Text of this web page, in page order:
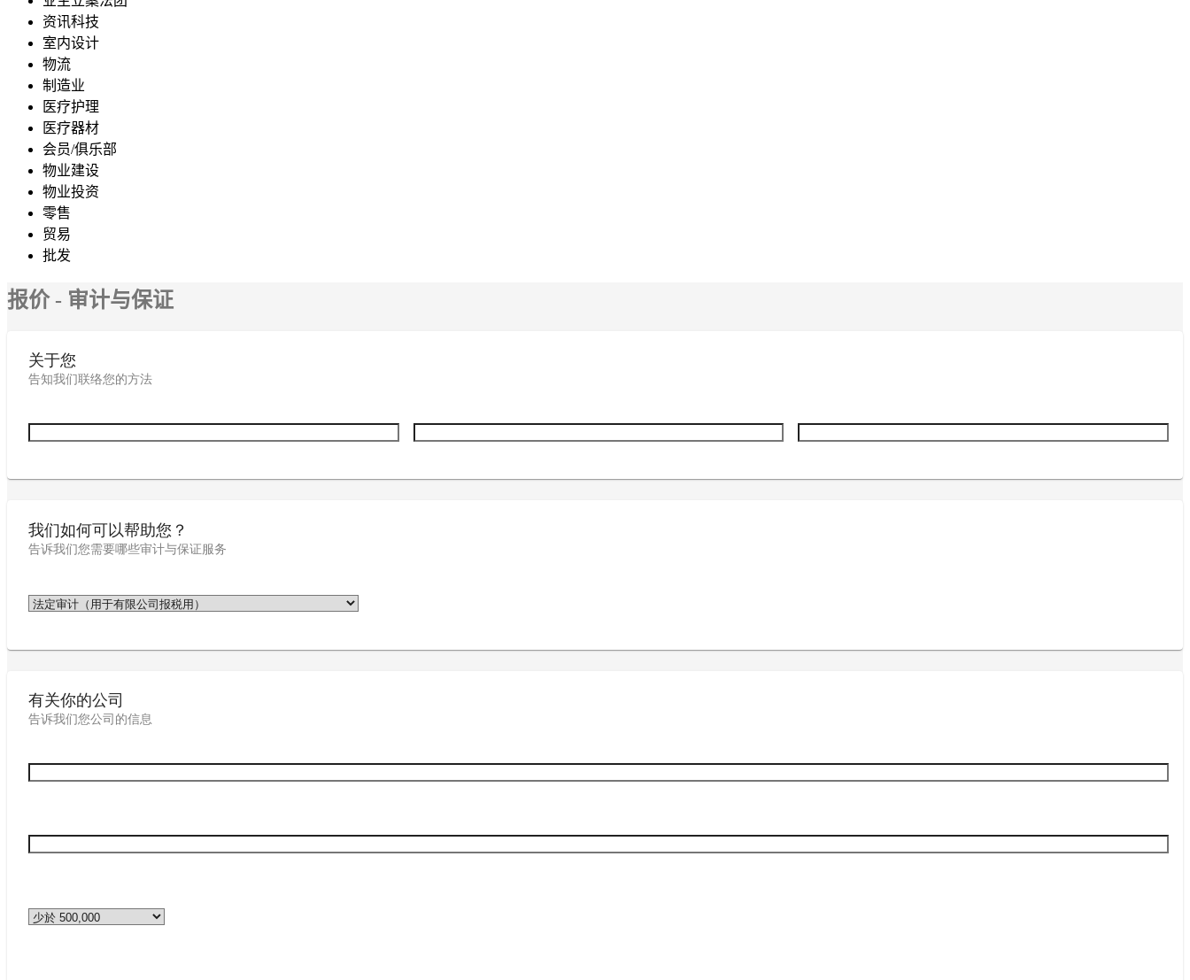
资讯科技
室内设计
物流
制造业
医疗护理
医疗器材
会员/俱乐部
物业建设
物业投资
零售
贸易
批发
报价 - 审计与保证
关于您
告知我们联络您的方法
我们如何可以帮助您？
告诉我们您需要哪些审计与保证服务
有关你的公司
告诉我们您公司的信息